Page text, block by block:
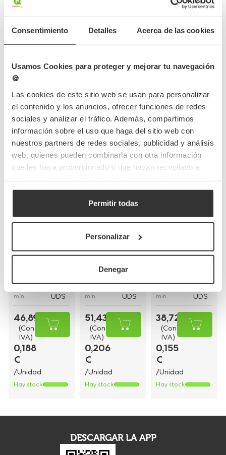
Consentimiento Detalles Acerca de las cookies
Usamos Cookies para proteger y mejorar tu navegación
🍪
Las cookies de este sitio web se usan para personalizar
el contenido y los anuncios, ofrecer funciones de redes
sociales y analizar el tráfico. Además, compartimos
información sobre el uso que haga del sitio web con
nuestros partners de redes sociales, publicidad y análisis
web, quienes pueden combinarla con otra información
que les haya proporcionado o que hayan recopilado a
Permitir todas
Personalizar
Denegar
Detalles del producto
Opiniones
Completa tu pedido
kraft con asas
Cantidad
mín.
250
UDS
46,89 €
(Con
IVA)
0,188
€
/Unidad
Hay stock
Bolsas de papel
blancas con asa
(30+18x29cm)
30+18x29cm
Cantidad
mín.
250
UDS
51,43 €
(Con
IVA)
0,206
€
/Unidad
Hay stock
blancas asa
Cantidad
mín.
250
UDS
38,72 €
(Con
IVA)
0,155
€
/Unidad
Hay stock
DESCARGAR LA APP